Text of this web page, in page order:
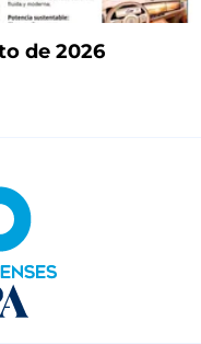
de 2026